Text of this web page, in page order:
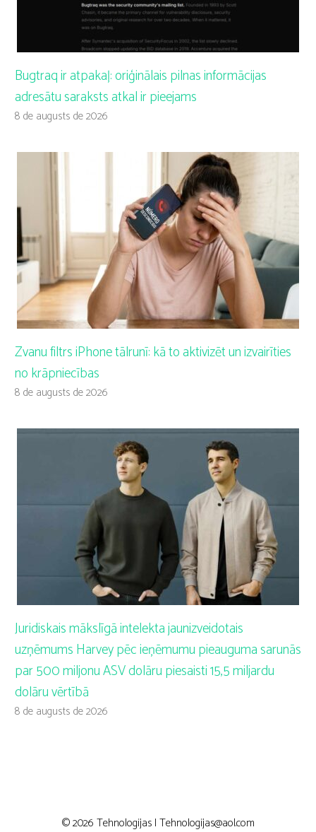
Bugtraq ir atpakaļ: oriģinālais pilnas informācijas
adresātu saraksts atkal ir pieejams
8 de augusts de 2026
Zvanu filtrs iPhone tālrunī: kā to aktivizēt un izvairīties
no krāpniecības
8 de augusts de 2026
Juridiskais mākslīgā intelekta jaunizveidotais
uzņēmums Harvey pēc ieņēmumu pieauguma sarunās
par 500 miljonu ASV dolāru piesaisti 15,5 miljardu
dolāru vērtībā
8 de augusts de 2026
© 2026 Tehnologijas | Tehnologijas@aol.com